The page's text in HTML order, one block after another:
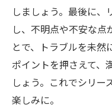
リフォーム
方法
リフォーム
変化
成功事例か
しましょう。最後に、
し、不明点や不安な点
とで、トラブルを未然
ポイントを押さえて、
しょう。これでシリー
楽しみに。